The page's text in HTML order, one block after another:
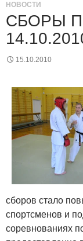
НОВОСТИ
СБОРЫ
15.10.2010
сборов стало
спортсменов и
соревнованиях